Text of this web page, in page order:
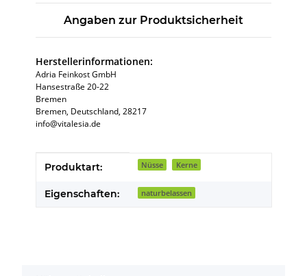
Angaben zur Produktsicherheit
Herstellerinformationen:
Adria Feinkost GmbH
Hansestraße 20-22
Bremen
Bremen, Deutschland, 28217
info@vitalesia.de
Produkteigenschaft
Wert
Produktart: Nüsse Kerne
Eigenschaften: naturbelassen